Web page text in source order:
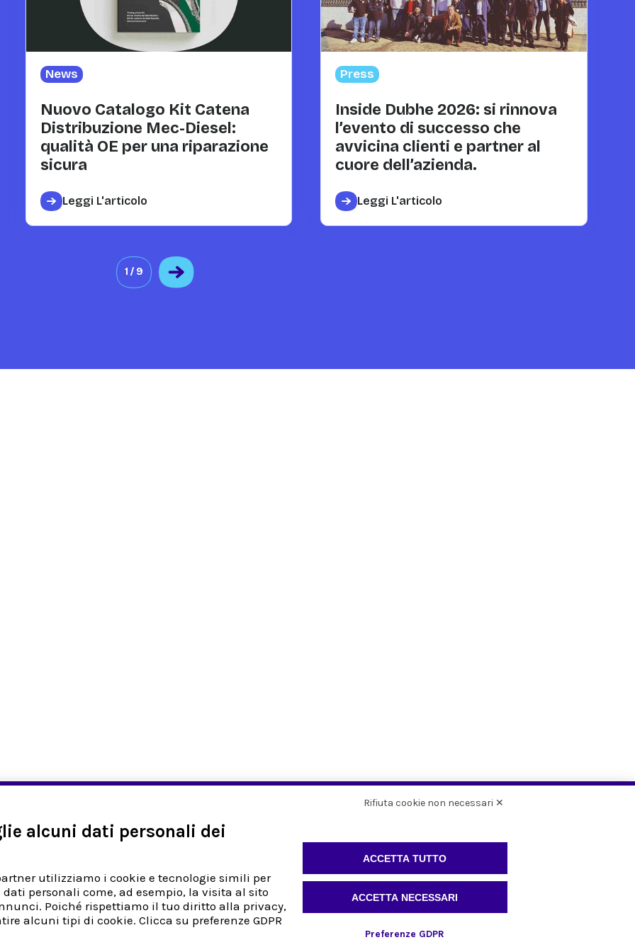
News
Nuovo Catalogo Kit Catena
Distribuzione Mec-Diesel:
qualità OE per una riparazione
sicura
Leggi L'articolo
Press
Inside Dubhe 2026: si rinnova
l’evento di successo che
avvicina clienti e partner al
cuore dell’azienda.
Leggi L'articolo
1 / 9
Già Cliente
Nuovo Cliente
Via Sestriere 3, 10060
Candiolo (TO)
Italy
Tel:+39 0113972132
IT
Rifiuta cookie non necessari ✕
alcuni dati personali dei
utilizziamo i cookie e tecnologie simili per
personali come, ad esempio, la visita al sito
Poiché rispettiamo il tuo diritto alla privacy,
alcuni tipi di cookie. Clicca su preferenze GDPR
ACCETTA TUTTO
ACCETTA NECESSARI
Preferenze GDPR